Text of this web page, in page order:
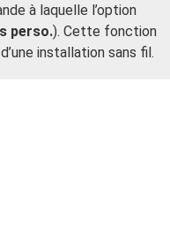
à laquelle l’option
perso.). Cette fonction
installation sans fil.